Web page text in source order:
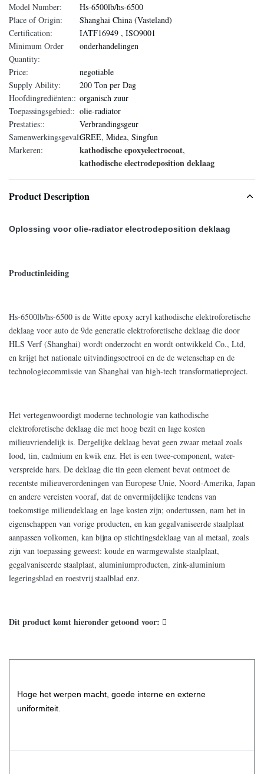
Model Number:
Hs-6500lb/hs-6500
Place of Origin:
Shanghai China (Vasteland)
Certification:
IATF16949 , ISO9001
Minimum Order
Quantity:
onderhandelingen
Price:
negotiable
Supply Ability:
200 Ton per Dag
Hoofdingrediënten:: organisch zuur
Toepassingsgebied:: olie-radiator
Prestaties::
Verbrandingsgeur
Samenwerkingsgeval::GREE, Midea, Singfun
Markeren:
kathodische epoxyelectrocoat,
kathodische electrodeposition deklaag
Product Description
Oplossing voor olie-radiator electrodeposition deklaag
Productinleiding
Hs-6500lb/hs-6500 is de Witte epoxy acryl kathodische elektroforetische
deklaag voor auto de 9de generatie elektroforetische deklaag die door
HLS Verf (Shanghai) wordt onderzocht en wordt ontwikkeld Co., Ltd,
en krijgt het nationale uitvindingsoctrooi en de de wetenschap en de
technologiecommissie van Shanghai van high-tech transformatieproject.
Het vertegenwoordigt moderne technologie van kathodische
elektroforetische deklaag die met hoog bezit en lage kosten
milieuvriendelijk is. Dergelijke deklaag bevat geen zwaar metaal zoals
lood, tin, cadmium en kwik enz. Het is een twee-component, water-
verspreide hars. De deklaag die tin geen element bevat ontmoet de
recentste milieuverordeningen van Europese Unie, Noord-Amerika, Japan
en andere vereisten vooraf, dat de onvermijdelijke tendens van
toekomstige milieudeklaag en lage kosten zijn; ondertussen, nam het in
eigenschappen van vorige producten, en kan gegalvaniseerde staalplaat
aanpassen volkomen, kan bijna op stichtingsdeklaag van al metaal, zoals
zijn van toepassing geweest: koude en warmgewalste staalplaat,
gegalvaniseerde staalplaat, aluminiumproducten, zink-aluminium
legeringsblad en roestvrij staalblad enz.
Dit product komt hieronder getoond voor: 
Hoge het werpen macht, goede interne en externe
uniformiteit.